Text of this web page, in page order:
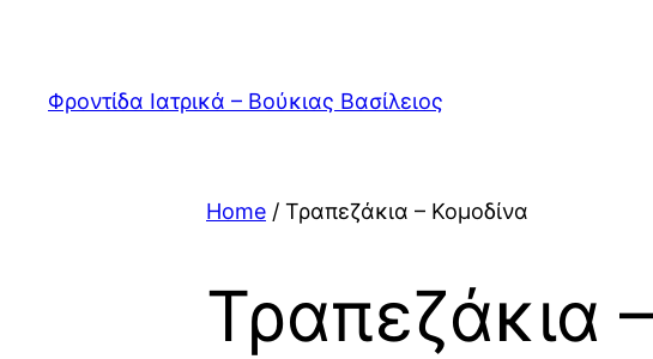
content
Φροντίδα Ιατρικά – Βούκιας Βασίλειος
Home / Τραπεζάκια – Κομοδίνα
Τραπεζάκια